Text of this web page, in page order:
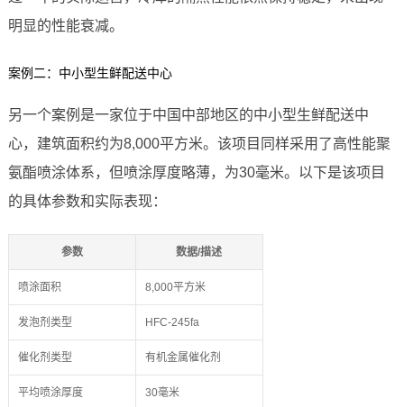
明显的性能衰减。
案例二：中小型生鲜配送中心
另一个案例是一家位于中国中部地区的中小型生鲜配送中
心，建筑面积约为8,000平方米。该项目同样采用了高性能聚
氨酯喷涂体系，但喷涂厚度略薄，为30毫米。以下是该项目
的具体参数和实际表现：
参数 数据/描述
喷涂面积 8,000平方米
发泡剂类型 HFC-245fa
催化剂类型 有机金属催化剂
平均喷涂厚度 30毫米